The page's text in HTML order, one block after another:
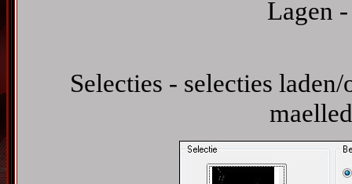
Lagen
Selecties - selecties